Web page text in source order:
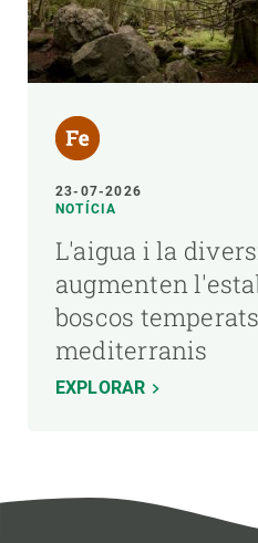
23-07-2026
NOTÍCIA
L'aigua i la
augmenten
boscos
mediterranis
EXPLORAR